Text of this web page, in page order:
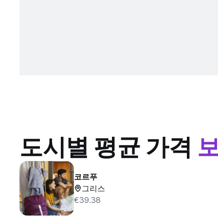
도시별 평균 가격
코르푸
그리스
€39.38